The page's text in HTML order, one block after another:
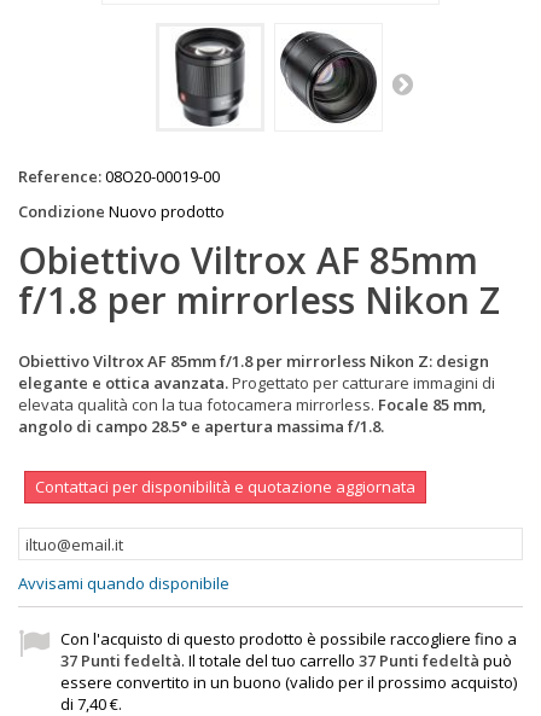
Reference:08O20-00019-00
Condizione Nuovo prodotto
Obiettivo Viltrox AF 85mm
f/1.8 per mirrorless Nikon Z
Obiettivo Viltrox AF 85mm f/1.8 per mirrorless Nikon Z: design
elegante e ottica avanzata.Progettato per catturare immagini di
elevata qualità con la tua fotocamera mirrorless. Focale 85 mm,
angolo di campo 28.5° e apertura massima f/1.8.
Contattaci per disponibilità e quotazione aggiornata
Avvisami quando disponibile
Con l'acquisto di questo prodotto è possibile raccogliere fino a
37 Punti fedeltà. Il totale del tuo carrello 37 Punti fedeltà può
essere convertito in un buono (valido per il prossimo acquisto)
di 7,40 €.